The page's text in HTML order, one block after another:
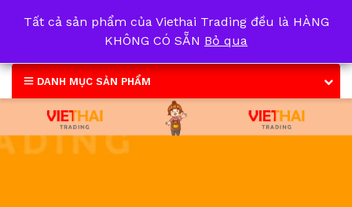
DANH MỤC SẢN PHẨM
Tất cả sản phẩm của Viethai Trading đều là HÀNG
KHÔNG CÓ SẴN Bỏ qua